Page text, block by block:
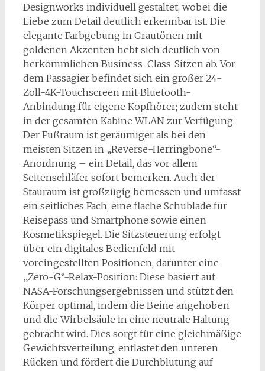
Designworks individuell gestaltet, wobei die
Liebe zum Detail deutlich erkennbar ist. Die
elegante Farbgebung in Grautönen mit
goldenen Akzenten hebt sich deutlich von
herkömmlichen Business-Class-Sitzen ab. Vor
dem Passagier befindet sich ein großer 24-
Zoll-4K-Touchscreen mit Bluetooth-
Anbindung für eigene Kopfhörer; zudem steht
in der gesamten Kabine WLAN zur Verfügung.
Der Fußraum ist geräumiger als bei den
meisten Sitzen in „Reverse-Herringbone“-
Anordnung – ein Detail, das vor allem
Seitenschläfer sofort bemerken. Auch der
Stauraum ist großzügig bemessen und umfasst
ein seitliches Fach, eine flache Schublade für
Reisepass und Smartphone sowie einen
Kosmetikspiegel. Die Sitzsteuerung erfolgt
über ein digitales Bedienfeld mit
voreingestellten Positionen, darunter eine
„Zero-G“-Relax-Position: Diese basiert auf
NASA-Forschungsergebnissen und stützt den
Körper optimal, indem die Beine angehoben
und die Wirbelsäule in eine neutrale Haltung
gebracht wird. Dies sorgt für eine gleichmäßige
Gewichtsverteilung, entlastet den unteren
Rücken und fördert die Durchblutung auf